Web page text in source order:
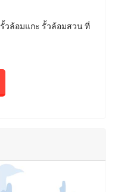
วล้อมแกะ รั้วล้อมสวน ที่